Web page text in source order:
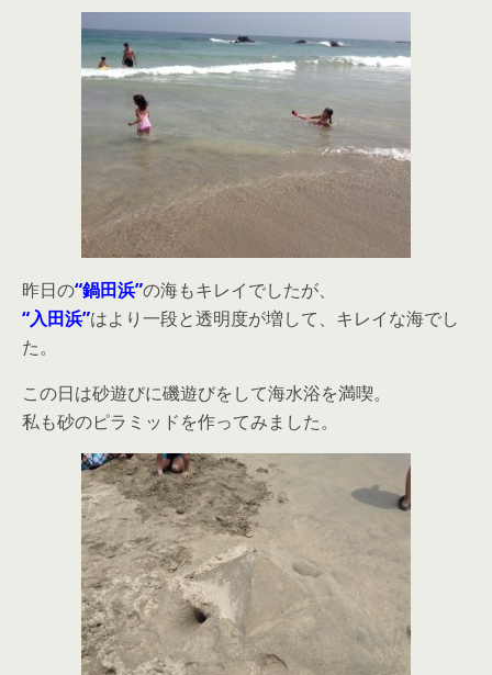
昨日の“鍋田浜”の海もキレイでしたが、
“入田浜”はより一段と透明度が増して、キレイな海でし
た。
この日は砂遊びに磯遊びをして海水浴を満喫。
私も砂のピラミッドを作ってみました。